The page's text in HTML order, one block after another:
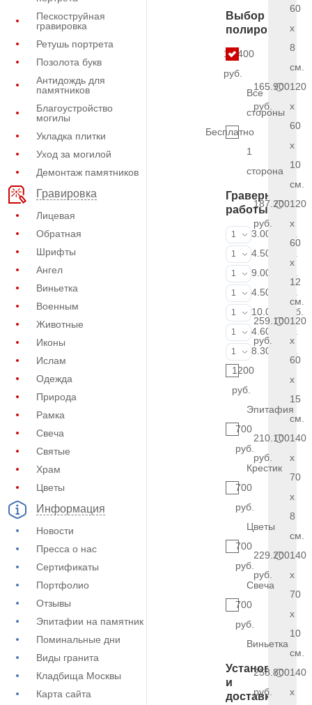
Пескоструйная
гравировка
Ретушь портрета
Позолота букв
Антидождь для
памятников
Благоустройство
могилы
Укладка плитки
Уход за могилой
Демонтаж памятников
Гравировка
Лицевая
Обратная
Шрифты
Ангел
Виньетка
Военным
Животные
Иконы
Ислам
Одежда
Природа
Рамка
Свеча
Святые
Храм
Цветы
Информация
Новости
Пресса о нас
Сертификаты
Портфолио
Отзывы
Эпитафии на памятник
Поминальные дни
Виды гранита
Кладбища Москвы
Карта сайта
Выбор
полировки
17.400
руб.
Все
стороны
Бесплатно
1
сторона
Граверные
работы
ФИО и даты
1
3.000 руб.
ФИО и даты
1
4.500 руб.
ФИО и даты
1
9.000 руб.
Портрет
1
4.500 руб.
Портрет
1
10.000 руб.
Фотокерамика
1
4.600 руб.
Фото на
1
8.300 руб.
1200
руб.
Эпитафия
700
руб.
Крестик
700
руб.
Цветы
700
руб.
Свеча
700
руб.
Виньетка
Установка
и
доставка
60
x
8
см.
165.900
руб.
120
x
60
x
10
см.
187.200
руб.
120
x
60
x
12
см.
259.100
руб.
120
x
60
x
15
см.
210.100
руб.
140
x
70
x
8
см.
229.200
руб.
140
x
70
x
10
см.
258.800
руб.
140
x